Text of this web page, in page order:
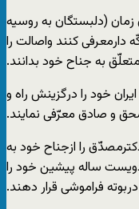
(دلبستگان به روسیه
دارمعرفی کنند ‏واصالت را
به جناح خود بدانند.‏
خود را درگزینش راه و
و صادق ‏معرّفی نمایند.‏
را ازجناح خود به
ساله پیشین ‏خود را
دربوته فراموشی قرار دهند.‏